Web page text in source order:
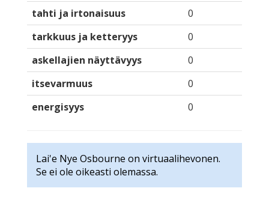
tahti ja irtonaisuus
0
tarkkuus ja ketteryys
0
askellajien näyttävyys
0
itsevarmuus
0
energisyys
0
Lai'e Nye Osbourne on virtuaalihevonen.
Se ei ole oikeasti olemassa.